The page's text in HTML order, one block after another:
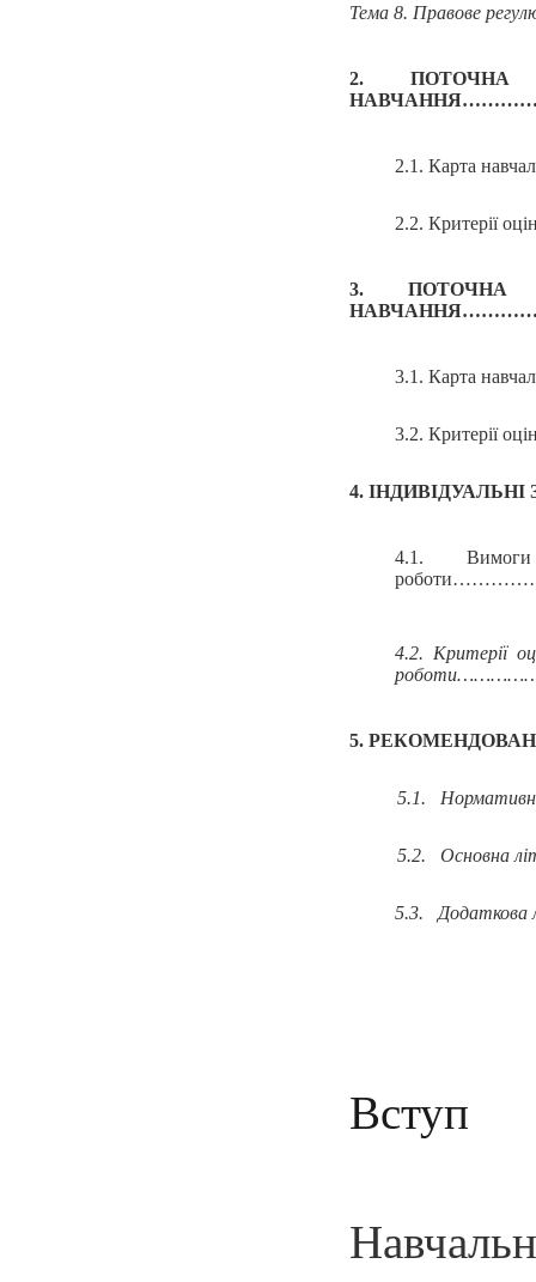
Тема 8. Правове
2. ПОТОЧНА
2.1. Карта
2.2. Критерії
3. ПОТОЧНА
3.1. Карта
3.2. Критерії
4.
4.1. Вимоги
4.2. Критерії
5.
5.1.
5.2. Основна
5.3.
Вступ